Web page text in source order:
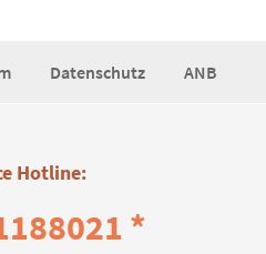
Datenschutz ANB
Hotline:
*